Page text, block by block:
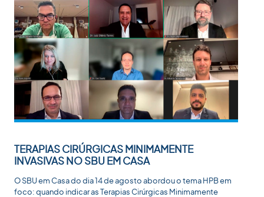
TERAPIAS CIRÚRGICAS MINIMAMENTE
INVASIVAS NO SBU EM CASA
O SBU em Casa do dia 14 de agosto abordou o tema HPB em
foco: quando indicar as Terapias Cirúrgicas Minimamente